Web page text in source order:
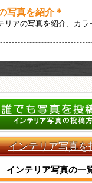
写真を紹介＊
リアの写真を紹介、カ
インテリア写真を
インテリア写真の一